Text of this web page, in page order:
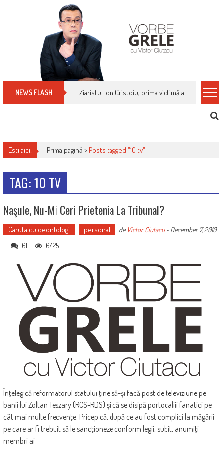
NEWS FLASH Ziaristul Ion Cristoiu, prima victimă a noi
Esti aici: Prima pagină > Posts tagged "10 tv"
TAG: 10 TV
Naşule, Nu-Mi Ceri Prietenia La Tribunal?
Caruta cu deontologi personal de Victor Ciutacu- December 7, 2010
61 6425
Înţeleg că reformatorul statului ţine să-şi facă post de televiziune pe
banii lui Zoltan Teszary (RCS-RDS) şi că se disipă portocaliii fanatici pe
cât mai multe frecvenţe. Pricep că, după ce au fost complici la măgării
pe care ar fi trebuit să le sancţioneze conform legii, subit, anumiţi
membri ai